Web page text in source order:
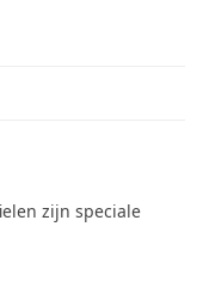
zijn speciale